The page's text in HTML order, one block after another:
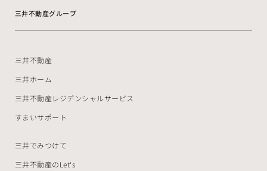
三井不動産グループ
三井不動産
三井ホーム
三井不動産レジデンシャルサービス
すまいサポート
三井でみつけて
三井不動産のLet‘s